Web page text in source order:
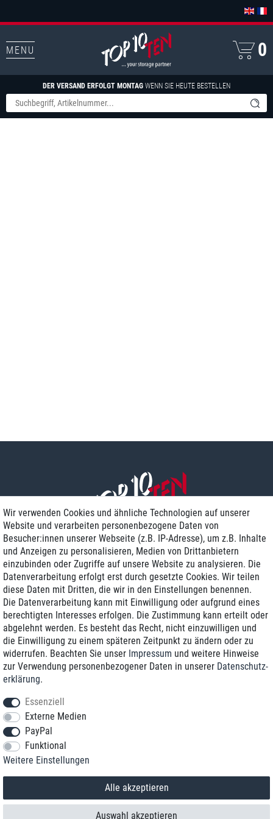
MENU
DER VERSAND ERFOLGT MONTAG WENN SIE HEUTE BESTELLEN
0
Zustellung am nächsten Werktag
Günstiger Versand
Generalüberholt mit Garantie
+49 8989 96160*
*Sie erreichen uns zum Ortstarif von Montag bis Freitag von 9 Uhr - 18 Uhr.
© 2018 TOP TEN Computervertrieb GmbH
Wir verwenden Cookies und ähnliche Technologien auf unserer
Website und verarbeiten personenbezogene Daten von
Besucher:innen unserer Webseite (z.B. IP-Adresse), um z.B. Inhalte
und Anzeigen zu personalisieren, Medien von Drittanbietern
einzubinden oder Zugriffe auf unsere Website zu analysieren. Die
Datenverarbeitung erfolgt erst durch gesetzte Cookies. Wir teilen
diese Daten mit Dritten, die wir in den Einstellungen benennen.
Die Datenverarbeitung kann mit Einwilligung oder aufgrund eines
berechtigten Interesses erfolgen. Die Zustimmung kann erteilt oder
abgelehnt werden. Es besteht das Recht, nicht einzuwilligen und
die Einwilligung zu einem späteren Zeitpunkt zu ändern oder zu
widerrufen. Beachten Sie unser Impressum und weitere Hinweise
zur Verwendung personenbezogener Daten in unserer Daten­schutz­
erklärung.
Essenziell
Externe Medien
PayPal
Funktional
Weitere Einstellungen
Alle akzeptieren
Auswahl akzeptieren